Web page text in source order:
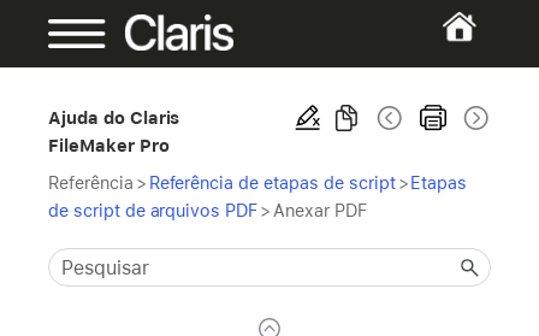
Ajuda do Claris
FileMaker Pro
Referência > Referência de etapas de script >Etapas
de script de arquivos PDF> Anexar PDF